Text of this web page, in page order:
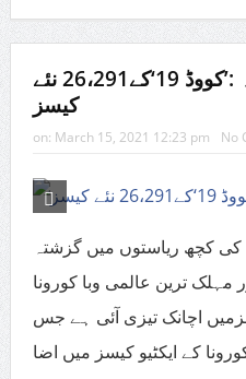
کورونا کے قہر میں اضافہ :’کووڈ 19‘کے26،291 نئے
کیسز
on: March 15, 2021 12:23 pm No
؛ملک کی کچھ ریاستوں میں گزشتہ
مہلک ترین عالمی وبا کورونا
19) کے کیسزمیں اچانک تیزی آئی ہے جس